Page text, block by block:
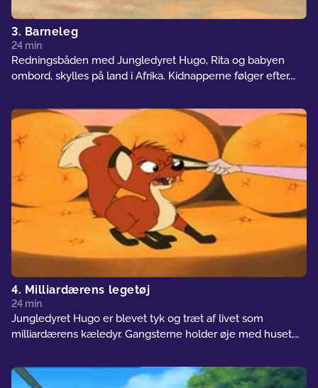
3. Barneleg
24 min
Redningsbåden med Jungledyret Hugo, Rita og babyen
ombord, skylles på land i Afrika. Kidnapperne følger efter,
helikopter, og Rita ender som babyens kæledyr. Hugo når
lige at få fat i helikopteren og hænger på. Men da de
ankommer, bliver han fanget og brugt til Babys helte-
4. Milliardærens legetøj
24 min
Jungledyret Hugo er blevet tyk og træt af livet som
milliardærens kæledyr. Gangsterne holder øje med huset,
Jungledyret Hugo. Gangsterne hjælper vore venner med at
undslippe, men kun for selv at sælge dem til Generalen. Nu